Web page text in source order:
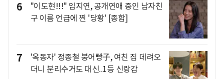
6
"이도현!!!" 임지연, 공개연애 중인 남자친
구 이름 언급에 찐 '당황' [종합]
7
'옥동자' 정종철 붕어빵子, 여친 집 데려오
더니 분리수거도 대신..1등 신랑감